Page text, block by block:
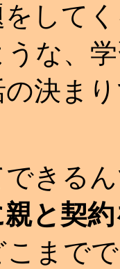
して
な、
決ま
きる
親と契
まで